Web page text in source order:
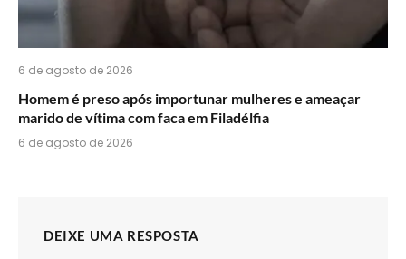
6 de agosto de 2026
Homem é preso após importunar mulheres e ameaçar
marido de vítima com faca em Filadélfia
6 de agosto de 2026
DEIXE UMA RESPOSTA